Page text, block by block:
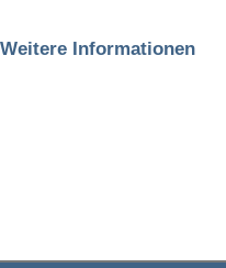
Weitere Informationen